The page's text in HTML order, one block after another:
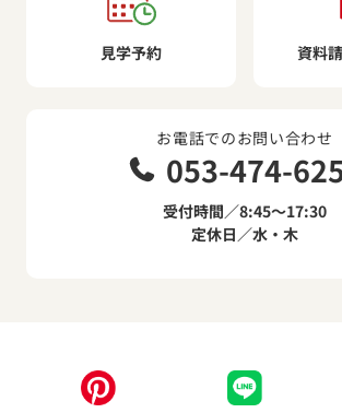
見学予約 資料
お電話でのお問い合わせ
053-474-
受付時間／8:45～17:30
定休日／水・木